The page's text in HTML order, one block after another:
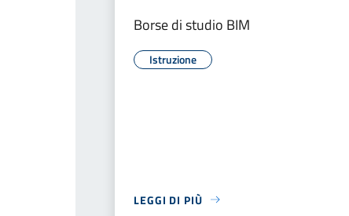
Borse di studio BIM
Istruzione
LEGGI DI PIÙ